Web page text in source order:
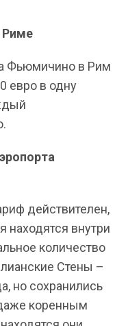
Риме
Фьюмичино в Рим
евро в одну
действителен,
находятся внутри
количество
Стены –
но сохранились
коренным